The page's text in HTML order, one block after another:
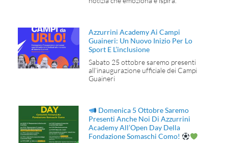
Azzurrini Academy Ai Campi
Guaineri: Un Nuovo Inizio Per Lo
Sport E L’inclusione
Sabato 25 ottobre saremo presenti
all’inaugurazione ufficiale dei Campi
Guaineri
Domenica 5 Ottobre Saremo
Presenti Anche Noi Di Azzurrini
Academy All’Open Day Della
Fondazione Somaschi Como!